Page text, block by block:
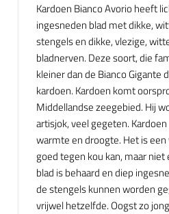
Kardoen Bianco Avorio heeft
ingesneden blad met dikke,
stengels en dikke, vlezige,
bladnerven. Deze soort, die
kleiner dan de Bianco Gigante
kardoen. Kardoen komt
Middellandse zeegebied. Hij
artisjok, veel gegeten.
warmte en droogte. Het is
goed tegen kou kan, maar
blad is behaard en diep
de stengels kunnen worden
vrijwel hetzelfde. Oogst zo